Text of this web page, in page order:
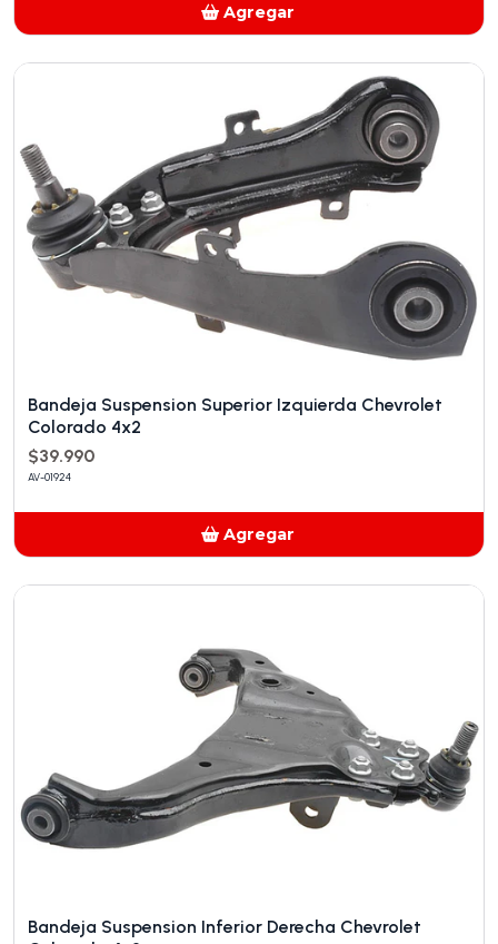
Agregar
Bandeja Suspension Superior Izquierda Chevrolet
Colorado 4x2
$39.990
AV-01924
Agregar
Bandeja Suspension Inferior Derecha Chevrolet